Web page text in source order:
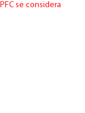
se considera